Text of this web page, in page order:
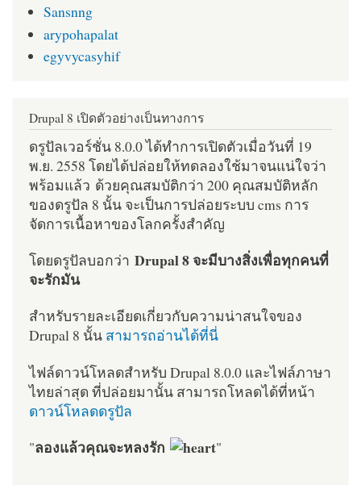
Sansnng
arypohapalat
egyvycasyhif
Drupal 8 เปิดตัวอย่างเป็นทางการ
ดรูปัลเวอร์ชั่น 8.0.0 ได้ทำการเปิดตัวเมื่อวันที่ 19
พ.ย. 2558 โดยได้ปล่อยให้ทดลองใช้มาจนแน่ใจว่า
พร้อมแล้ว ด้วยคุณสมบัติกว่า 200 คุณสมบัติหลัก
ของดรูปัล 8 นั้น จะเป็นการปล่อยระบบ cms การ
จัดการเนื้อหาของโลกครั้งสำคัญ
โดยดรูปัลบอกว่า Drupal 8 จะมีบางสิ่งเพื่อทุกคนที่
จะรักมัน
สำหรับรายละเอียดเกี่ยวกับความน่าสนใจของ
Drupal 8 นั้น สามารถอ่านได้ที่นี่
ไฟล์ดาวน์โหลดสำหรับ Drupal 8.0.0 และไฟล์ภาษา
ไทยล่าสุด ที่ปล่อยมานั้น สามารถโหลดได้ที่หน้า
ดาวน์โหลดดรูปัล
"ลองแล้วคุณจะหลงรัก "